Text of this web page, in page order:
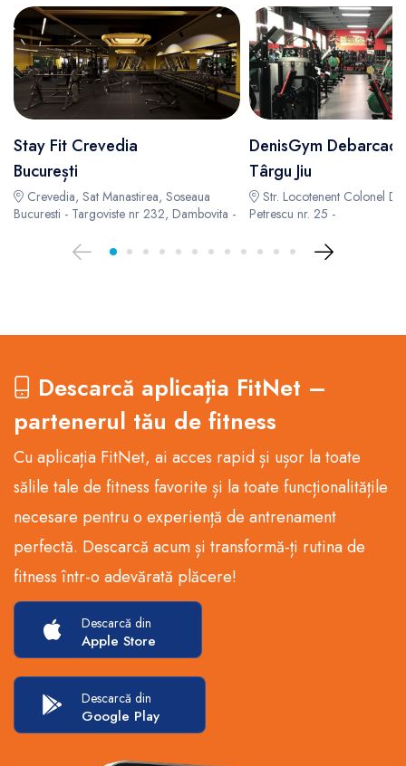
Stay Fit Crevedia
București
Crevedia, Sat Manastirea, Soseaua
Bucuresti - Targoviste nr 232, Dambovita -
DenisGym
Târgu Jiu
Str. Locotenent Colonel
Petrescu nr. 25 -
Descarcă aplicația FitNet –
partenerul tău de fitness
Cu aplicația FitNet, ai acces rapid și ușor la toate
sălile tale de fitness favorite și la toate funcționalitățile
necesare pentru o experiență de antrenament
perfectă. Descarcă acum și transformă-ți rutina de
fitness într-o adevărată plăcere!
Descarcă din
Apple Store
Descarcă din
Google Play